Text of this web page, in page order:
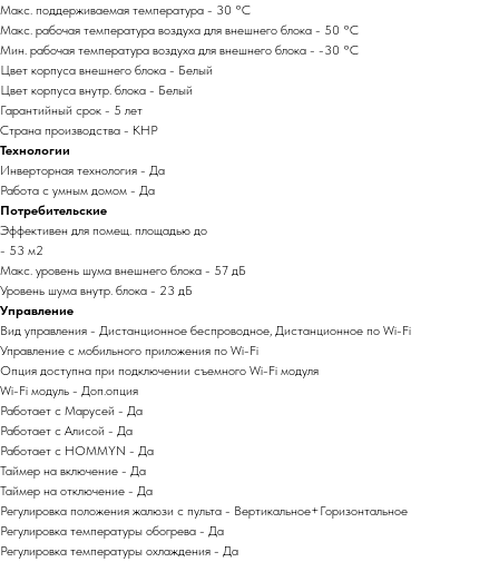
Макс. поддерживаемая температура - 30 °С
Макс. рабочая температура воздуха для внешнего блока - 50 °С
Мин. рабочая температура воздуха для внешнего блока - -30 °С
Цвет корпуса внешнего блока - Белый
Цвет корпуса внутр. блока - Белый
Гарантийный срок - 5 лет
Страна производства - КНР
Технологии
Инверторная технология - Да
Работа с умным домом - Да
Потребительские
Эффективен для помещ. площадью до
- 53 м2
Макс. уровень шума внешнего блока - 57 дБ
Уровень шума внутр. блока - 23 дБ
Управление
Вид управления - Дистанционное беспроводное, Дистанционное по Wi-Fi
Управление c мобильного приложения по Wi-Fi
Опция доступна при подключении съемного Wi-Fi модуля
Wi-Fi модуль - Доп.опция
Работает с Марусей - Да
Работает с Алисой - Да
Работает с HOMMYN - Да
Таймер на включение - Да
Таймер на отключение - Да
Регулировка положения жалюзи с пульта - Вертикальное+Горизонтальное
Регулировка температуры обогрева - Да
Регулировка температуры охлаждения - Да